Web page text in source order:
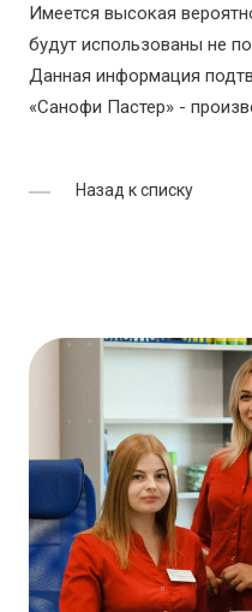
Имеется высокая
будут использованы не
Данная информация
«Санофи Пастер» -
Назад к списку